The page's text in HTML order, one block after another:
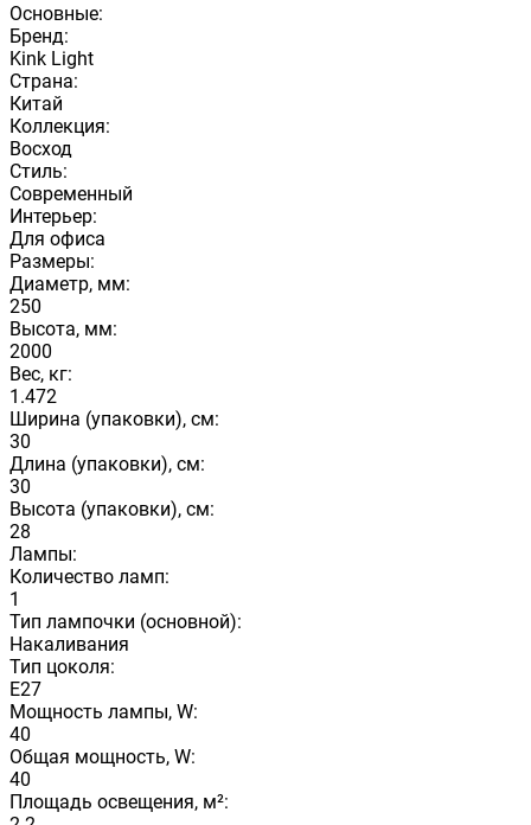
Основные:
Бренд:
Kink Light
Страна:
Китай
Коллекция:
Восход
Стиль:
Современный
Интерьер:
Для офиса
Размеры:
Диаметр, мм:
250
Высота, мм:
2000
Вес, кг:
1.472
Ширина (упаковки), см:
30
Длина (упаковки), см:
30
Высота (упаковки), см:
28
Лампы:
Количество ламп:
1
Тип лампочки (основной):
Накаливания
Тип цоколя:
E27
Мощность лампы, W:
40
Общая мощность, W:
40
Площадь освещения, м²: